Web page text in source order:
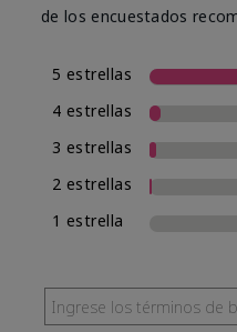
de los encuestados
5 estrellas
4 estrellas
3 estrellas
2 estrellas
1 estrella